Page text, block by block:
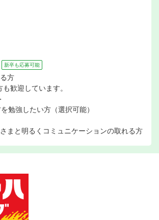
新卒も応募可能
方
歓迎しています。
勉強したい方（選択可能）
まと明るくコミュニケーションの取れる方